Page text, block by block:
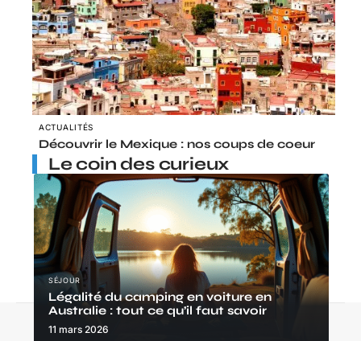
ACTUALITÉS
Découvrir le Mexique : nos coups de coeur
Le coin des curieux
SÉJOUR
Légalité du camping en voiture en
Australie : tout ce qu’il faut savoir
11 mars 2026
Contact